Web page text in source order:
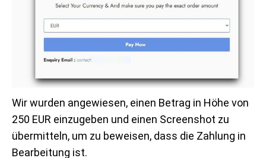
Wir wurden angewiesen, einen Betrag in Höhe von
250 EUR einzugeben und einen Screenshot zu
übermitteln, um zu beweisen, dass die Zahlung in
Bearbeitung ist.